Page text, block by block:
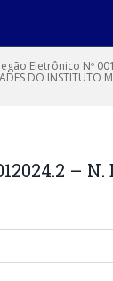
Eletrônico Nº
DO INSTITUTO
– N.